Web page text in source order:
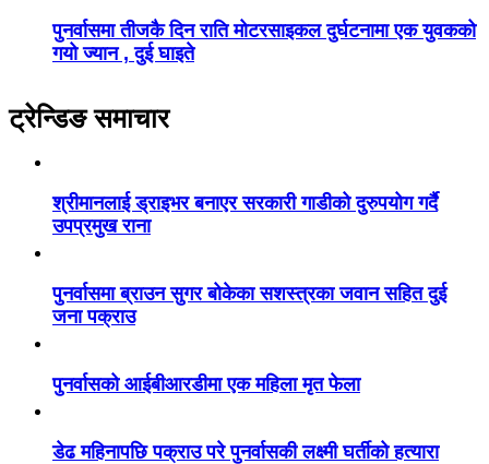
पुनर्वासमा तीजकै दिन राति मोटरसाइकल दुर्घटनामा एक युवकको
गयो ज्यान , दुई घाइते
ट्रेन्डिङ समाचार
श्रीमानलाई ड्राइभर बनाएर सरकारी गाडीको दुरुपयोग गर्दै
उपप्रमुख राना
पुनर्वासमा ब्राउन सुगर बोकेका सशस्त्रका जवान सहित दुई
जना पक्राउ
पुनर्वासको आईबीआरडीमा एक महिला मृत फेला
डेढ महिनापछि पक्राउ परे पुनर्वासकी लक्ष्मी घर्तीको हत्यारा